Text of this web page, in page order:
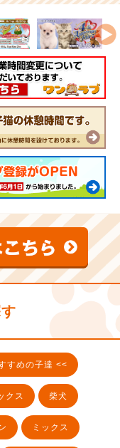
すめの子達 <<
クス 柴犬
ミックス